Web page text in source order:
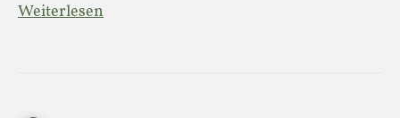
Weiterlesen